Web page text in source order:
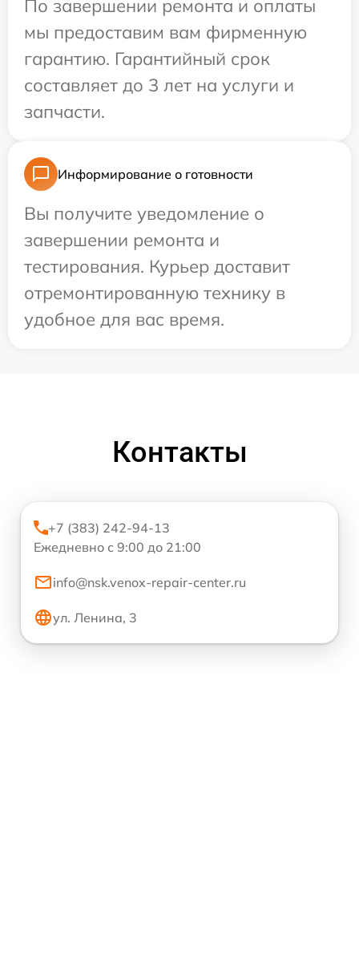
По завершении ремонта и оплаты
мы предоставим вам фирменную
гарантию. Гарантийный срок
составляет до 3 лет на услуги и
запчасти.
Информирование о готовности
Вы получите уведомление о
завершении ремонта и
тестирования. Курьер доставит
отремонтированную технику в
удобное для вас время.
Контакты
+7 (383) 242-94-13
Ежедневно с 9:00 до 21:00
info@nsk.venox-repair-center.ru
ул. Ленина, 3